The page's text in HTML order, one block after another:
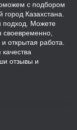
с подбором
город Казахстана.
подход. Можете
своевременно,
открытая работа.
отзывы и